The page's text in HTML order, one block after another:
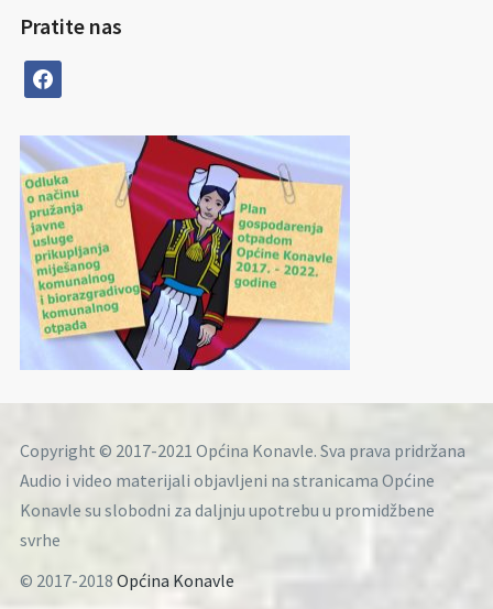
Pratite nas
facebook
Copyright © 2017-2021 Općina Konavle. Sva prava pridržana
Audio i video materijali objavljeni na stranicama Općine
Konavle su slobodni za daljnju upotrebu u promidžbene
svrhe
© 2017-2018 Općina Konavle